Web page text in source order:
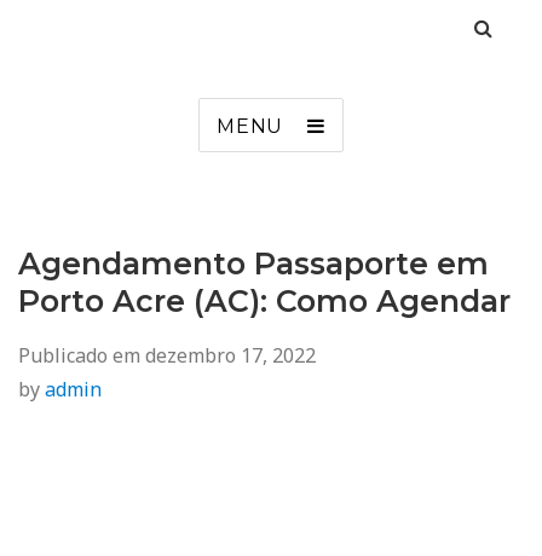
MENU
Agendamento Passaporte em
Porto Acre (AC): Como Agendar
Publicado em dezembro 17, 2022
byadmin